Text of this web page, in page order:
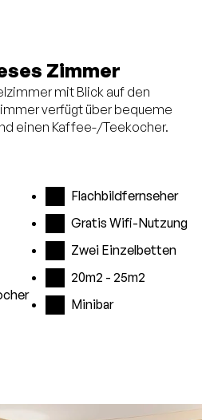
Zimmer
mit Blick auf den
verfügt über bequeme
einen Kaffee-/Teekocher.
Flachbildfernseher
Gratis Wifi-Nutzung
Zwei Einzelbetten
20m2 - 25m2
Minibar